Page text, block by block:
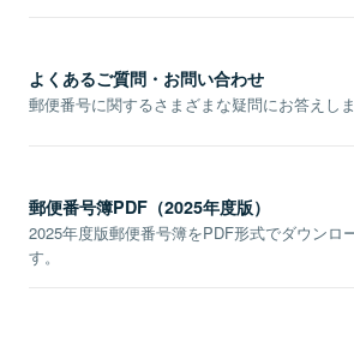
よくあるご質問・お問い合わせ
郵便番号に関するさまざまな疑問にお答えしま
郵便番号簿PDF（2025年度版）
2025年度版郵便番号簿をPDF形式でダウンロ
す。